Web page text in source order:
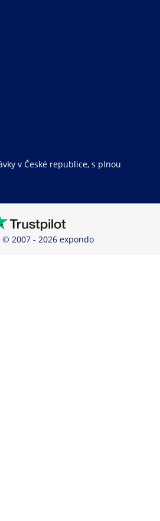
v České republice, s plnou
2007 - 2026 expondo